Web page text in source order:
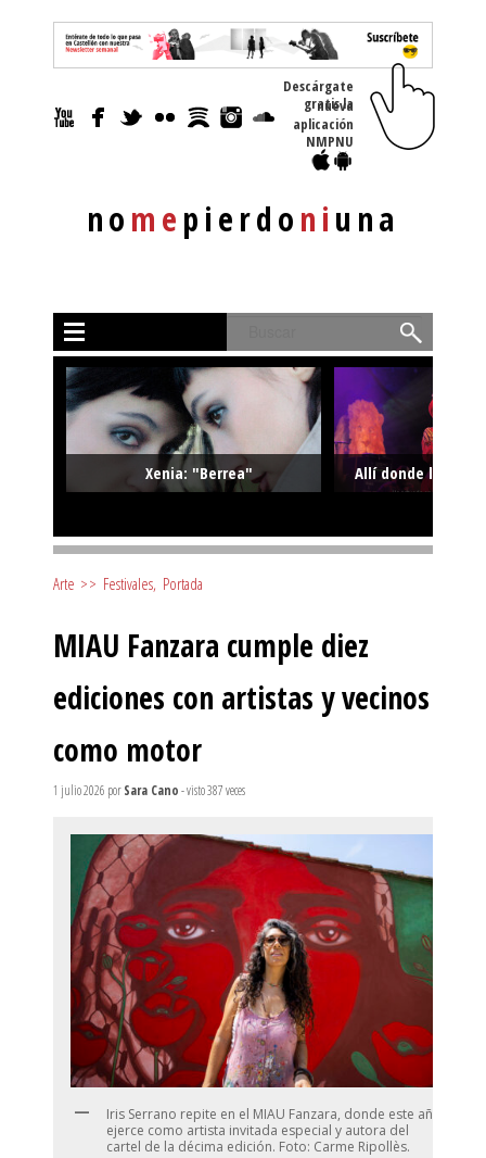
nomepierdoniuna
Descárgate
gratis la nueva
aplicación
NMPNU
Xenia: "Berrea" Allí donde la
Arte >> Festivales, Portada
MIAU Fanzara cumple diez
ediciones con artistas y vecinos
como motor
1 julio 2026 porSara Cano- visto 387 veces
Iris Serrano repite en el MIAU Fanzara, donde este año
ejerce como artista invitada especial y autora del
cartel de la décima edición. Foto: Carme Ripollès.